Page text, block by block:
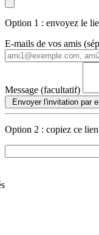
Option 1 : envoyez le
E-mails de vos amis
Message (facultatif)
Envoyer l'invitation par
Option 2 : copiez ce